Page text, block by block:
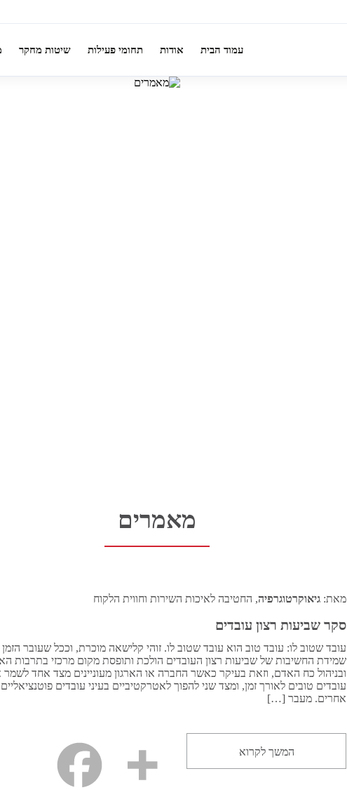
עמוד הבית אודות תחומי פעילות שיטות מחקר
מאמרים
מאת: גיאוקרטוגרפיה, החטיבה לאיכות השירות וחווית הלקוח
סקר שביעות רצון עובדים
עובד שטוב לו: עובד טוב הוא עובד שטוב לו. זוהי קלישאה מוכרת, וככל שעובר
שמידת החשיבות של שביעות רצון העובדים הולכת ותופסת מקום מרכזי בתרבות
ובניהול כח האדם, וזאת בעיקר כאשר החברה או הארגון מעוניינים מצד אחד
עובדים טובים לאורך זמן, ומצד שני להפוך לאטרקטיביים בעיני עובדים פוטנציאליים
אחרים. מעבר […]
המשך לקרוא